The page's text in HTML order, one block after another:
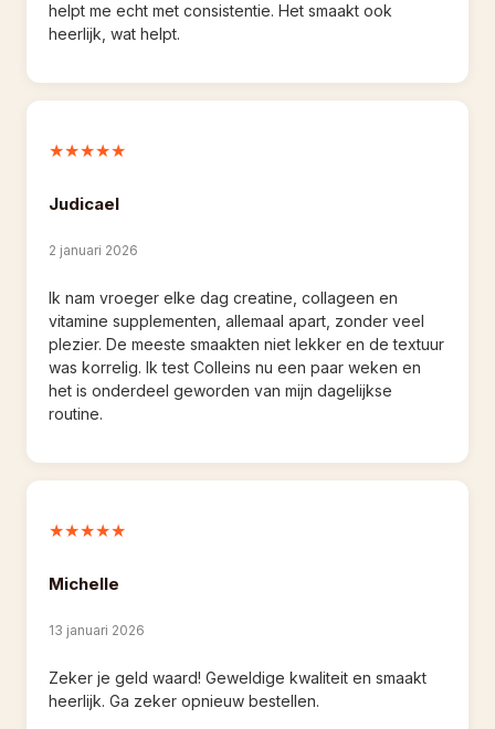
helpt me echt met consistentie. Het smaakt ook
heerlijk, wat helpt.
★★★★★
Judicael
2 januari 2026
Ik nam vroeger elke dag creatine, collageen en
vitamine supplementen, allemaal apart, zonder veel
plezier. De meeste smaakten niet lekker en de textuur
was korrelig. Ik test Colleins nu een paar weken en
het is onderdeel geworden van mijn dagelijkse
routine.
★★★★★
Michelle
13 januari 2026
Zeker je geld waard! Geweldige kwaliteit en smaakt
heerlijk. Ga zeker opnieuw bestellen.